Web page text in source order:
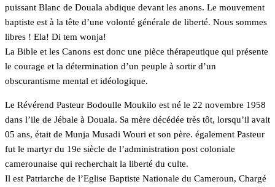
puissant Blanc de Douala abdique devant les anons. Le mouvement
baptiste est à la tête d’une volonté générale de liberté. Nous sommes
libres ! Ela! Di tem wonja!
La Bible et les Canons est donc une pièce thérapeutique qui présente
le courage et la détermination d’un peuple à sortir d’un
obscurantisme mental et idéologique.
Le Révérend Pasteur Bodoulle Moukilo est né le 22 novembre 1958
dans l’ile de Jébale à Douala. Sa mère décédée très tôt, lorsqu’il avait
05 ans, était de Munja Musadi Wouri et son père. également Pasteur
fut le martyr du 19e siècle de l’administration post coloniale
camerounaise qui recherchait la liberté du culte.
Il est Patriarche de l’Eglise Baptiste Nationale du Cameroun, Chargé